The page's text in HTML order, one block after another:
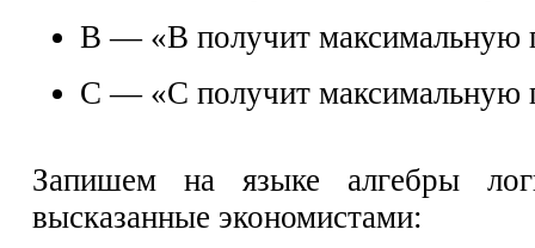
В — «В получит максимальную
С — «С получит максимальную
Запишем на языке алгебры
высказанные экономистами: